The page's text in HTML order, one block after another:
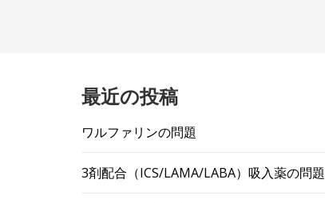
最近の投稿
ワルファリンの問題
3剤配合（ICS/LAMA/LABA）吸入薬の問題